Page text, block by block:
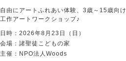
自由にアートふれあい体験、3歳～15歳向け
工作アートワークショップ♪
日時：2026年8月23日（日）
会場：諸聖徒こどもの家
主催：NPO法人Woods